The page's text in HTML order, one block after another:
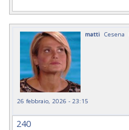
matti Cesena
26 febbraio, 2026 - 23:15
240